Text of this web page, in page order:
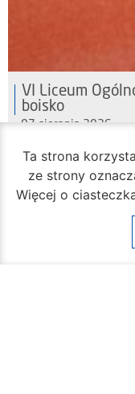
VI Liceum
boisko
07 sierpnia 2026
Ta strona
ze strony
Więcej o